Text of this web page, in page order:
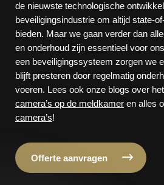
de nieuwste technologische
beveiligingsindustrie om altijd state-
bieden. Maar we gaan verder dan
en onderhoud zijn essentieel voor
een beveiligingssysteem zorgen we
blijft presteren door regelmatig
voeren. Lees ook onze blogs over het
camera’s op de meldkamer en alles
camera’s!
Offerte aanvragen